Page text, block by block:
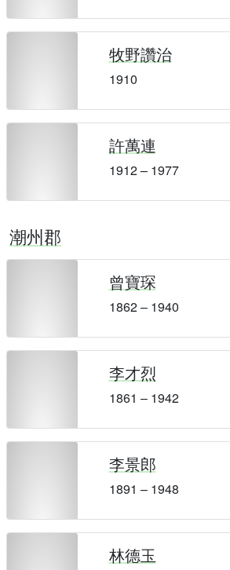
牧野讚治
1910
許萬連
1912 – 1977
潮州郡
曾寶琛
1862 – 1940
李才烈
1861 – 1942
李景郎
1891 – 1948
林德玉